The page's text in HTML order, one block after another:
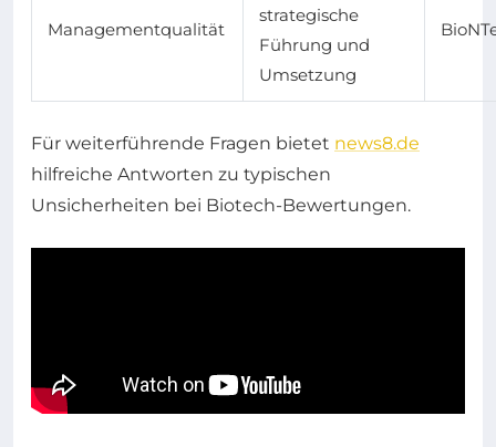
Managementqualität
strategische
Führung und
Umsetzung
Für weiterführende Fragen bietet news8.de
hilfreiche Antworten zu typischen
Unsicherheiten bei Biotech-Bewertungen.